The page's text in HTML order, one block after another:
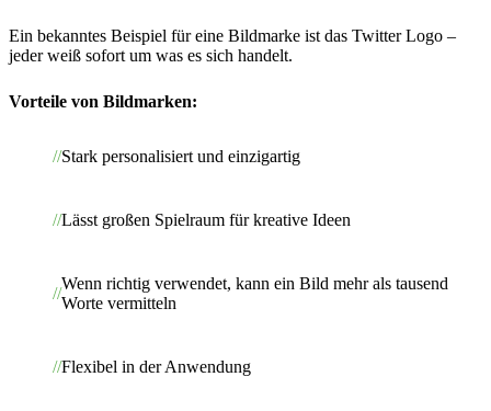
Ein bekanntes Beispiel für eine Bildmarke ist das Twitter Logo –
jeder weiß sofort um was es sich handelt.
Vorteile von Bildmarken:
Stark personalisiert und einzigartig
Lässt großen Spielraum für kreative Ideen
Wenn richtig verwendet, kann ein Bild mehr als tausend
Worte vermitteln
Flexibel in der Anwendung